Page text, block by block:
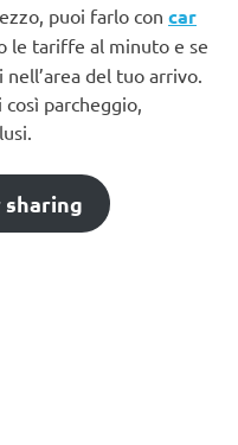
puoi farlo con car
le tariffe al minuto e se
del tuo arrivo.
parcheggio,